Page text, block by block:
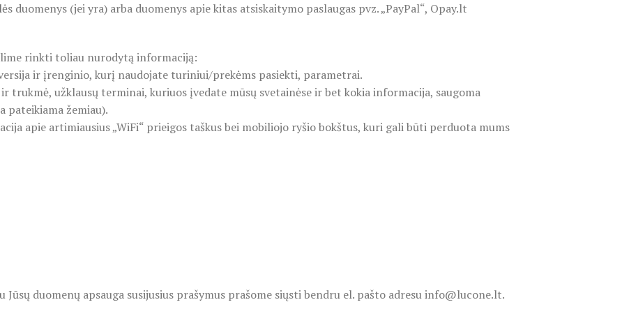
(jei yra) arba duomenys apie kitas atsiskaitymo paslaugas pvz. „PayPal“, Opay.lt
rinkti toliau nurodytą informaciją:
ir įrenginio, kurį naudojate turiniui/prekėms pasiekti, parametrai.
užklausų terminai, kuriuos įvedate mūsų svetainėse ir bet kokia informacija, saugoma
pateikiama žemiau).
apie artimiausius „WiFi“ prieigos taškus bei mobiliojo ryšio bokštus, kuri gali būti perduota mums
duomenų apsauga susijusius prašymus prašome siųsti bendru el. pašto adresu info@lucone.lt.